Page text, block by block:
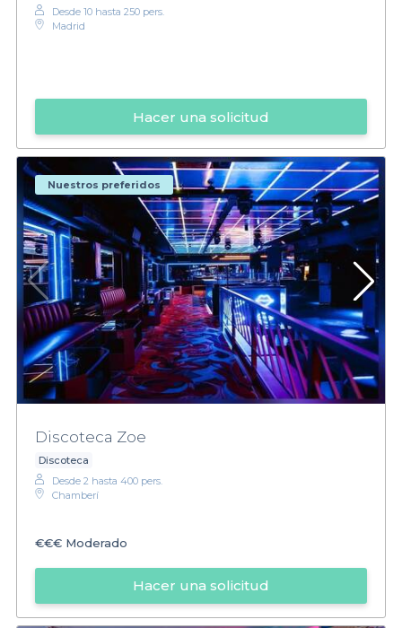
Desde 10 hasta 250 pers.
Madrid
Hacer una solicitud
Nuestros preferidos
Discoteca Zoe
Discoteca
Desde 2 hasta 400 pers.
Chamberí
€€€ Moderado
Hacer una solicitud